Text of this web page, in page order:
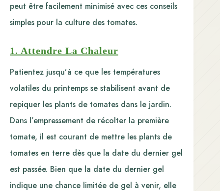
peut être facilement minimisé avec ces conseils
simples pour la culture des tomates.
1. Attendre La Chaleur
Patientez jusqu’à ce que les températures
volatiles du printemps se stabilisent avant de
repiquer les plants de tomates dans le jardin.
Dans l’empressement de récolter la première
tomate, il est courant de mettre les plants de
tomates en terre dès que la date du dernier gel
est passée. Bien que la date du dernier gel
indique une chance limitée de gel à venir, elle